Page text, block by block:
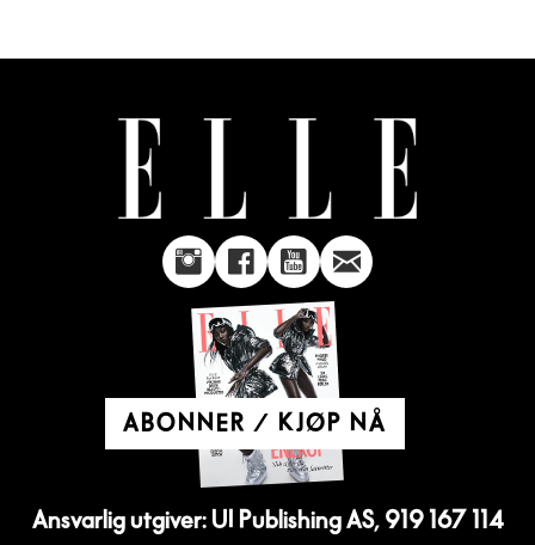
ABONNER / KJØP NÅ
Ansvarlig utgiver: UI Publishing AS, 919 167 114